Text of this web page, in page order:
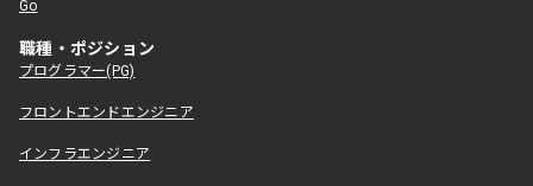
Go
職種・ポジション
プログラマー(PG)
フロントエンドエンジニア
インフラエンジニア